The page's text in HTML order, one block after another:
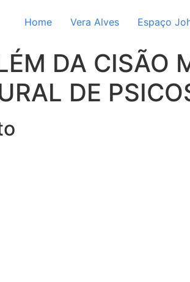
Home Vera Alves Espaço
DA CISÃO
DE